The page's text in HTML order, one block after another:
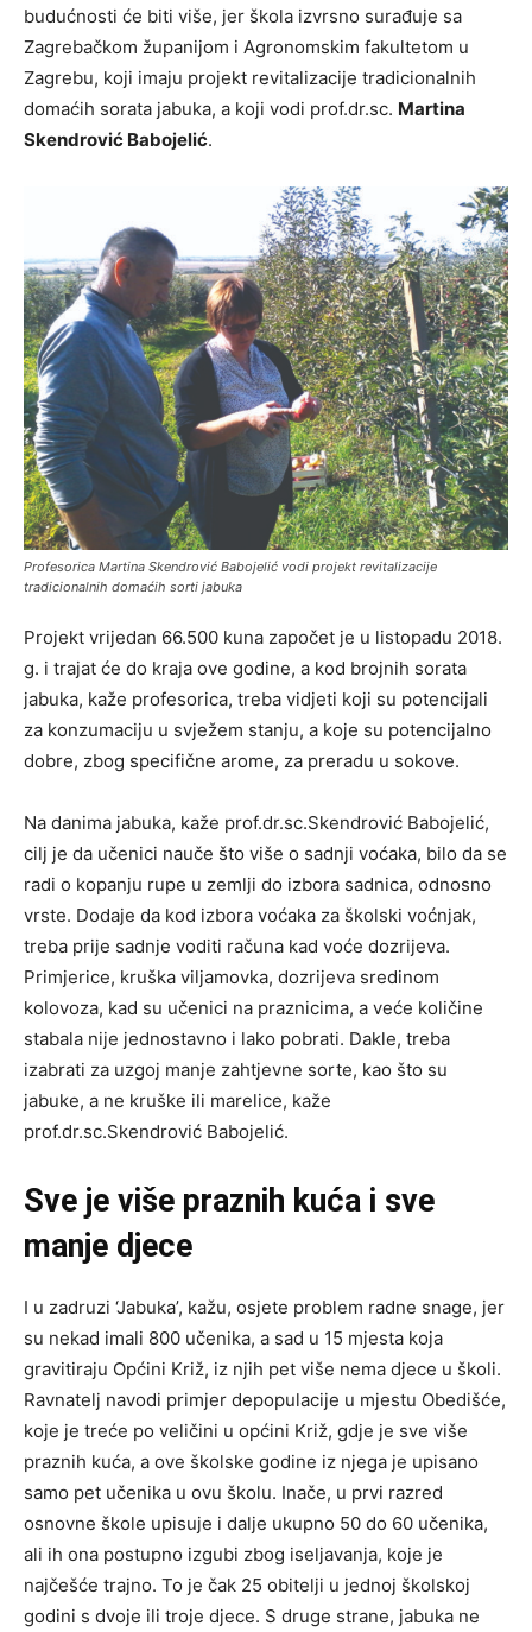
budućnosti će biti više, jer škola izvrsno surađuje sa
Zagrebačkom županijom i Agronomskim fakultetom u
Zagrebu, koji imaju projekt revitalizacije tradicionalnih
domaćih sorata jabuka, a koji vodi prof.dr.sc. Martina
Skendrović Babojelić.
Profesorica Martina Skendrović Babojelić vodi projekt revitalizacije
tradicionalnih domaćih sorti jabuka
Projekt vrijedan 66.500 kuna započet je u listopadu 2018.
g. i trajat će do kraja ove godine, a kod brojnih sorata
jabuka, kaže profesorica, treba vidjeti koji su potencijali
za konzumaciju u svježem stanju, a koje su potencijalno
dobre, zbog specifične arome, za preradu u sokove.
Na danima jabuka, kaže prof.dr.sc.Skendrović Babojelić,
cilj je da učenici nauče što više o sadnji voćaka, bilo da se
radi o kopanju rupe u zemlji do izbora sadnica, odnosno
vrste. Dodaje da kod izbora voćaka za školski voćnjak,
treba prije sadnje voditi računa kad voće dozrijeva.
Primjerice, kruška viljamovka, dozrijeva sredinom
kolovoza, kad su učenici na praznicima, a veće količine
stabala nije jednostavno i lako pobrati. Dakle, treba
izabrati za uzgoj manje zahtjevne sorte, kao što su
jabuke, a ne kruške ili marelice, kaže
prof.dr.sc.Skendrović Babojelić.
Sve je više praznih kuća i sve
manje djece
I u zadruzi ‘Jabuka’, kažu, osjete problem radne snage, jer
su nekad imali 800 učenika, a sad u 15 mjesta koja
gravitiraju Općini Križ, iz njih pet više nema djece u školi.
Ravnatelj navodi primjer depopulacije u mjestu Obedišće,
koje je treće po veličini u općini Križ, gdje je sve više
praznih kuća, a ove školske godine iz njega je upisano
samo pet učenika u ovu školu. Inače, u prvi razred
osnovne škole upisuje i dalje ukupno 50 do 60 učenika,
ali ih ona postupno izgubi zbog iseljavanja, koje je
najčešće trajno. To je čak 25 obitelji u jednoj školskoj
godini s dvoje ili troje djece. S druge strane, jabuka ne